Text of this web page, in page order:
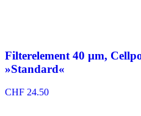
Filterelement 40 µm,
»Standard«
CHF 24.50